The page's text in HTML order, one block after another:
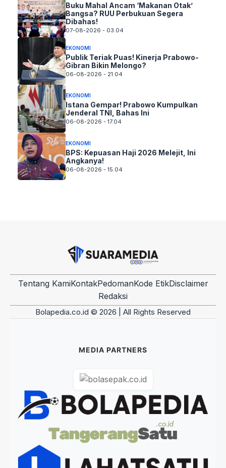
Buku Mahal Ancam ‘Makanan Otak’
Bangsa? RUU Perbukuan Segera
Dibahas!
07-08-2026 - 03.04
EKONOMI
Publik Teriak Puas! Kinerja Prabowo-
Gibran Bikin Melongo?
06-08-2026 - 21.04
EKONOMI
Istana Gempar! Prabowo Kumpulkan
Jenderal TNI, Bahas Ini
06-08-2026 - 17.04
EKONOMI
BPS: Kepuasan Haji 2026 Melejit, Ini
Angkanya!
06-08-2026 - 15.04
Tentang KamiKontakPedomanKode EtikDisclaimer
Redaksi
Bolapedia.co.id © 2026 | All Rights Reserved
MEDIA PARTNERS